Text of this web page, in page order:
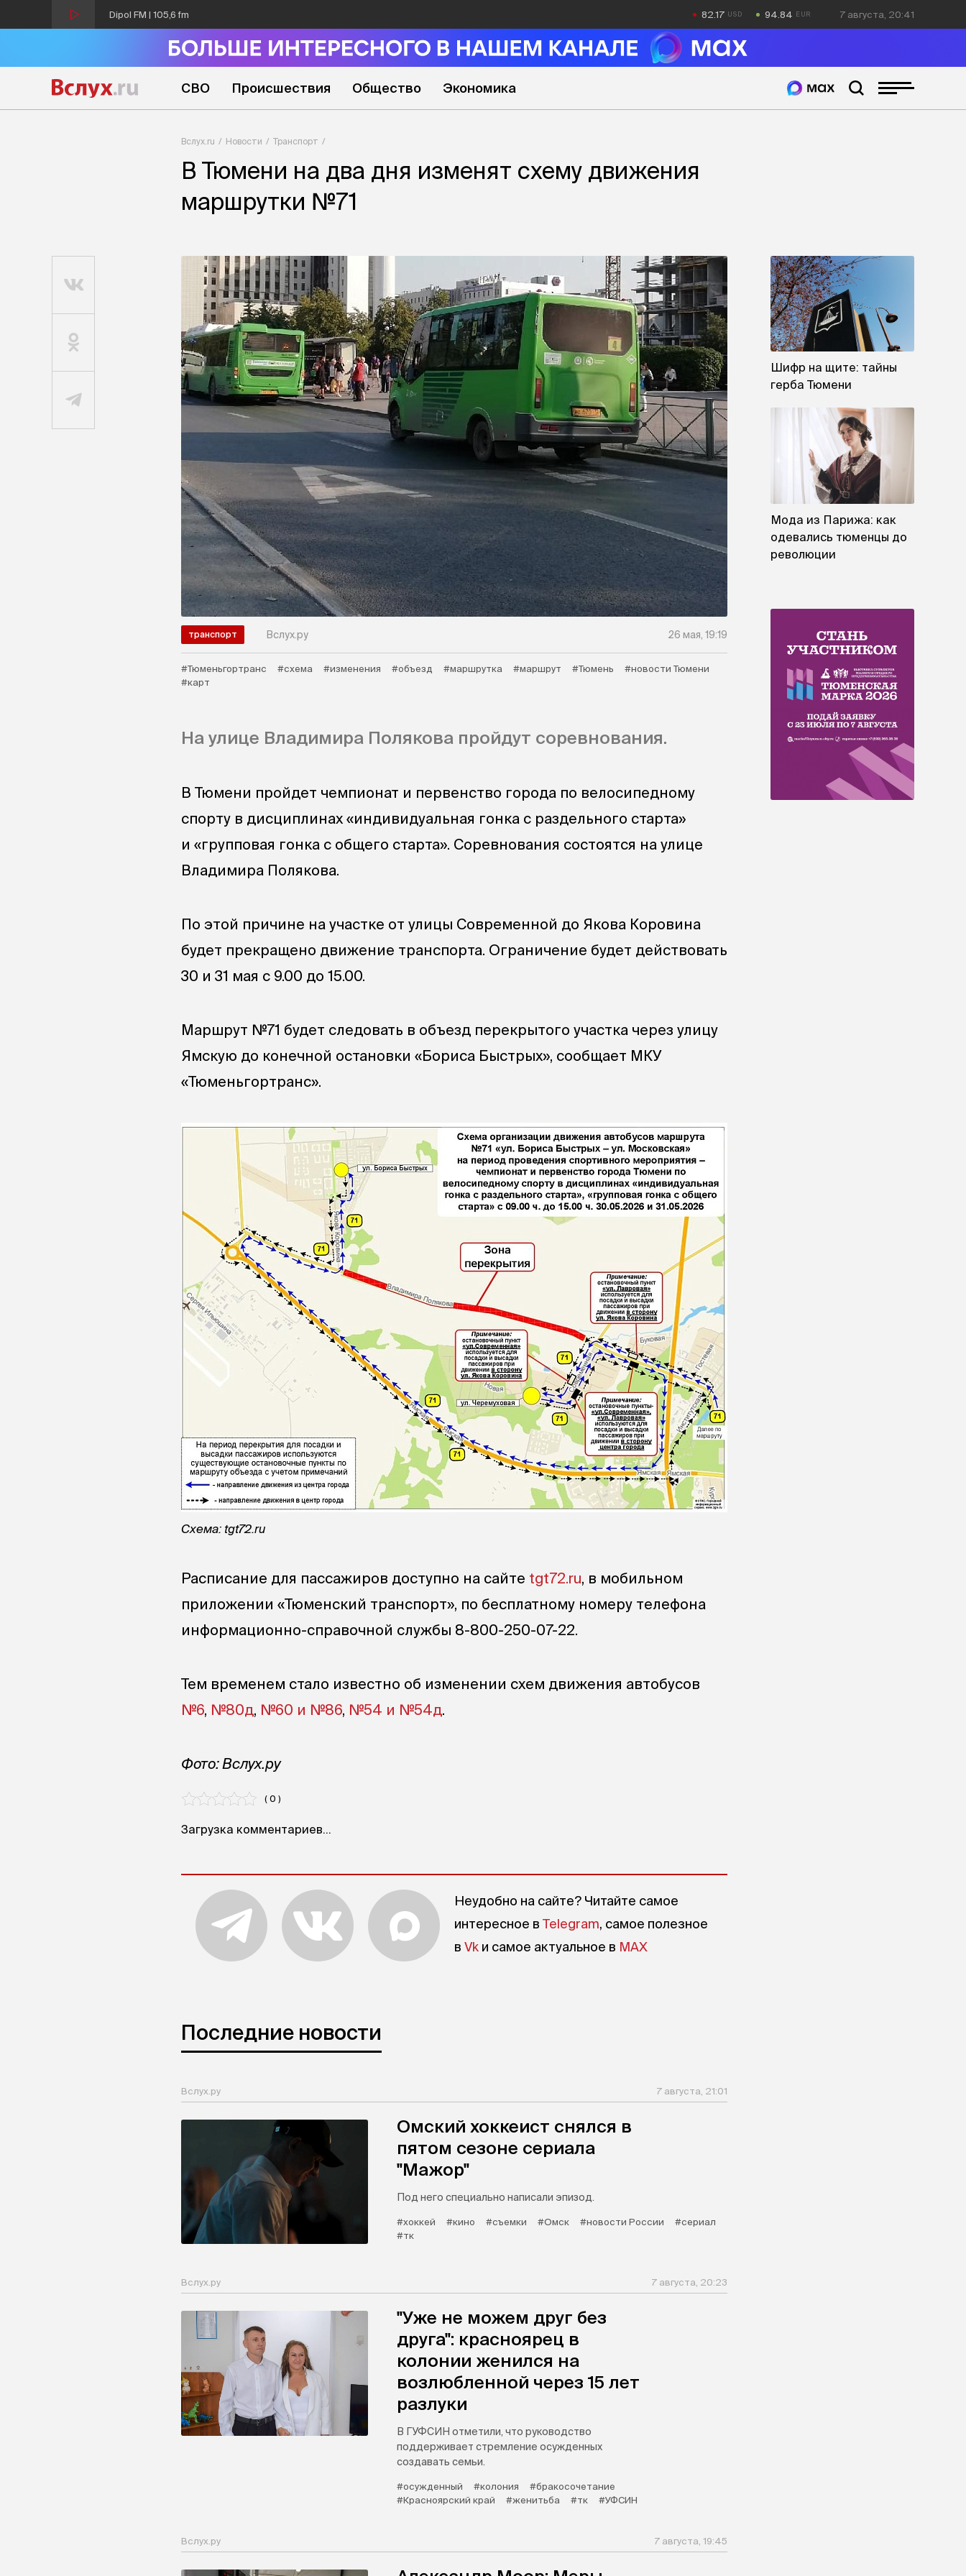
Dipol FM | 105,6 fm 82.17 94.84 7 августа, 20:41
СВО Происшествия Общество Экономика
Вслух.ru Новости Транспорт
В Тюмени на два дня изменят схему движения
маршрутки №71
транспорт Вслух.ру 26 мая, 19:19
#Тюменьгортранс #схема #изменения #объезд #маршрутка #маршрут #Тюмень
#новости Тюмени
#карт
На улице Владимира Полякова пройдут соревнования.
В Тюмени пройдет чемпионат и первенство города по велосипедному
спорту в дисциплинах «индивидуальная гонка с раздельного старта»
и «групповая гонка с общего старта». Соревнования состоятся на улице
Владимира Полякова.
По этой причине на участке от улицы Современной до Якова Коровина
будет прекращено движение транспорта. Ограничение будет действовать
30 и 31 мая с 9.00 до 15.00.
Маршрут №71 будет следовать в объезд перекрытого участка через улицу
Ямскую до конечной остановки «Бориса Быстрых», сообщает МКУ
«Тюменьгортранс».
Схема: tgt72.ru
Расписание для пассажиров доступно на сайте tgt72.ru, в мобильном
приложении «Тюменский транспорт», по бесплатному номеру телефона
информационно-справочной службы 8-800-250-07-22.
Тем временем стало известно об изменении схем движения автобусов
№6, №80д, №60 и №86, №54 и №54д.
Фото: Вслух.ру
( 0 )
Загрузка комментариев...
Неудобно на сайте? Читайте самое
интересное в Telegram, самое полезное
в Vk и самое актуальное в MAX
Последние новости
Вслух.ру 7 августа, 21:01
Омский хоккеист снялся в
пятом сезоне сериала
"Мажор"
Под него специально написали эпизод.
#хоккей #кино #съемки #Омск #новости России
#сериал
#тк
Вслух.ру 7 августа, 20:23
"Уже не можем друг без
друга": красноярец в
колонии женился на
возлюбленной через 15 лет
разлуки
В ГУФСИН отметили, что руководство
поддерживает стремление осужденных
создавать семьи.
#осужденный #колония
#бракосочетание
#Красноярский край
#женитьба #тк #УФСИН
Вслух.ру 7 августа, 19:45
Шифр на щите: тайны
герба Тюмени
Мода из Парижа: как
одевались тюменцы до
революции